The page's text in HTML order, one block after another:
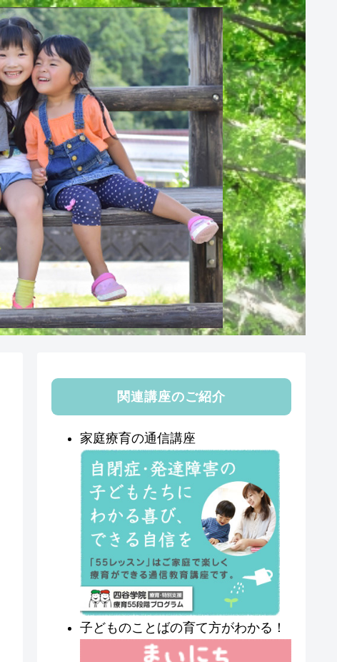
関連講座のご紹介
家庭療育の通信講座
子どものことばの育て方がわかる！